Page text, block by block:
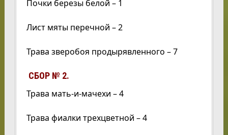
Почки березы белой – 1
Лист мяты перечной – 2
Трава зверобоя продырявленного – 7
СБОР № 2.
Трава мать-и-мачехи – 4
Трава фиалки трехцветной – 4